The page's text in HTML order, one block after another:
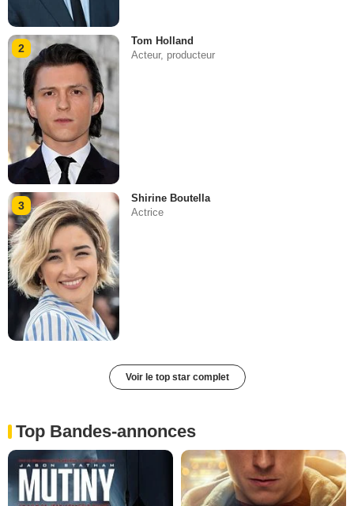
2
Tom Holland
Acteur, producteur
3
Shirine Boutella
Actrice
Voir le top star complet
Top Bandes-annonces